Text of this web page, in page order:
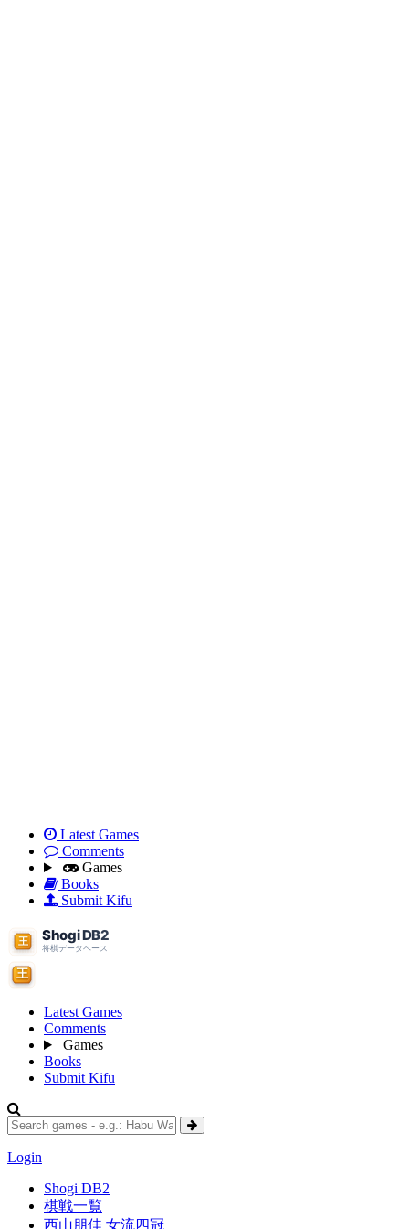
Latest Games
Comments
Games
Books
Submit Kifu
Latest Games
Comments
Games
Books
Submit Kifu
Login
Shogi DB2
棋戦一覧
西山朋佳 女流四冠